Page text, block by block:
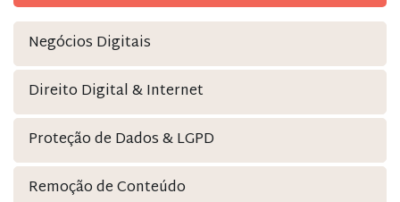
Negócios Digitais
Direito Digital & Internet
Proteção de Dados & LGPD
Remoção de Conteúdo